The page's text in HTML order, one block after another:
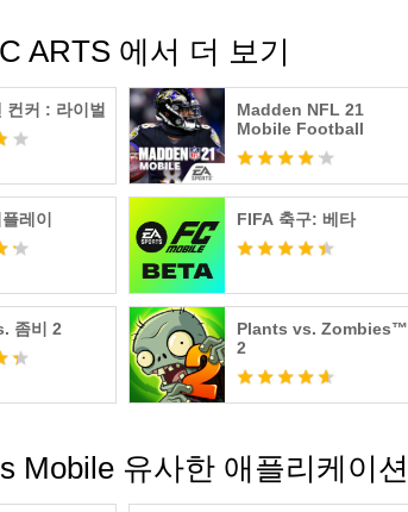
ARTS 에서 더 보기
컨커 : 라이벌
Madden NFL 21
Mobile Football
레이 FIFA 축구: 베타
좀비 2
Plants vs. Zombies™
2
Mobile 유사한 애플리케이션